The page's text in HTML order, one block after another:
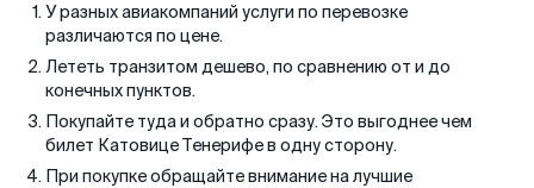
У разных авиакомпаний услуги по перевозке
различаются по цене.
Лететь транзитом дешево, по сравнению от и до
конечных пунктов.
Покупайте туда и обратно сразу. Это выгоднее чем
билет Катовице Тенерифе в одну сторону.
При покупке обращайте внимание на лучшие